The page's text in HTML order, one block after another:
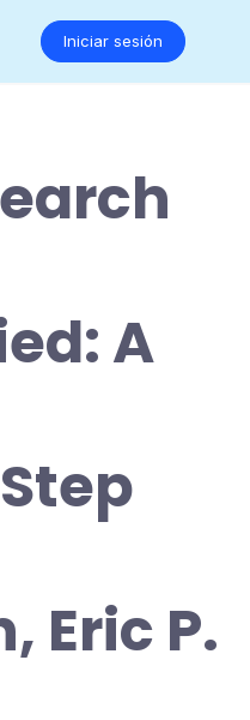
Iniciar sesión
A
Eric P.